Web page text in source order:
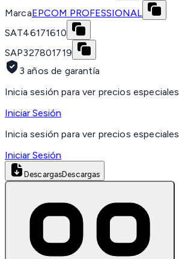
MarcaEPCOM PROFESSIONAL
SAT46171610
SAP327801719
3 años de garantía
Inicia sesión para ver precios especiales
Iniciar Sesión
Inicia sesión para ver precios especiales
Iniciar Sesión
DescargasDescargas